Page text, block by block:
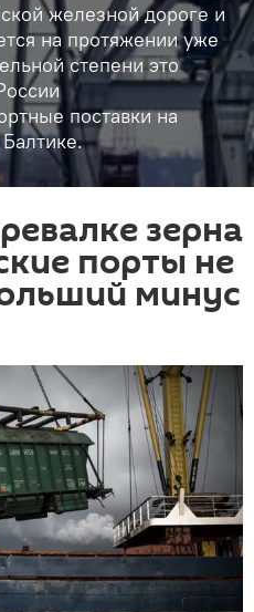
железной дороге и
на протяжении уже
степени это
поставки на
зерна
порты не
минус